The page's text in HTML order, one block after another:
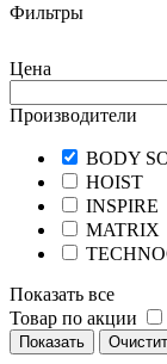
Фильтры
Цена
Производители
BODY
HOIST
INSPIRE
MATRIX
Показать все
Товар по акции
Показать